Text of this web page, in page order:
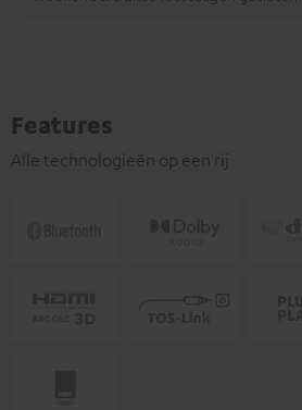
Features
Alle technologieën op een rij